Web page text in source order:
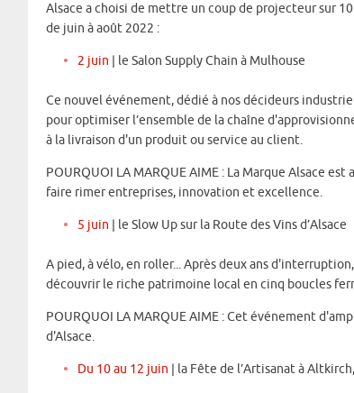
Alsace a choisi de mettre un coup de projecteur sur
de juin à août 2022 :
2 juin | le Salon Supply Chain à Mulhouse
Ce nouvel événement, dédié à nos décideurs
pour optimiser l’ensemble de la chaîne
à la livraison d'un produit ou service au client.
POURQUOI LA MARQUE AIME : La Marque Alsace
faire rimer entreprises, innovation et excellence.
5 juin | le Slow Up sur la Route des Vins d’Alsace
A pied, à vélo, en roller... Après deux ans
découvrir le riche patrimoine local en cinq boucles
POURQUOI LA MARQUE AIME : Cet événement
d'Alsace.
Du 10 au 12 juin | la Fête de l’Artisanat à